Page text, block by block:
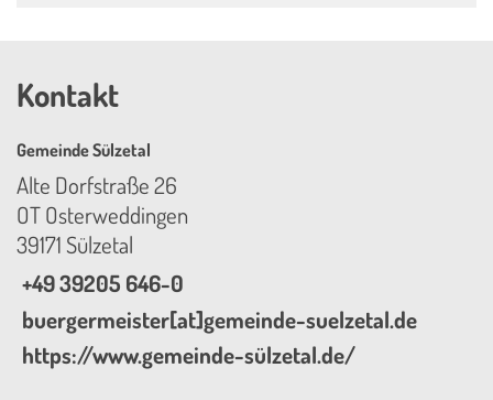
Kontakt
Gemeinde Sülzetal
Alte Dorfstraße 26
OT Osterweddingen
39171 Sülzetal
+49 39205 646-0
buergermeister[at]gemeinde-suelzetal.de
https://www.gemeinde-sülzetal.de/